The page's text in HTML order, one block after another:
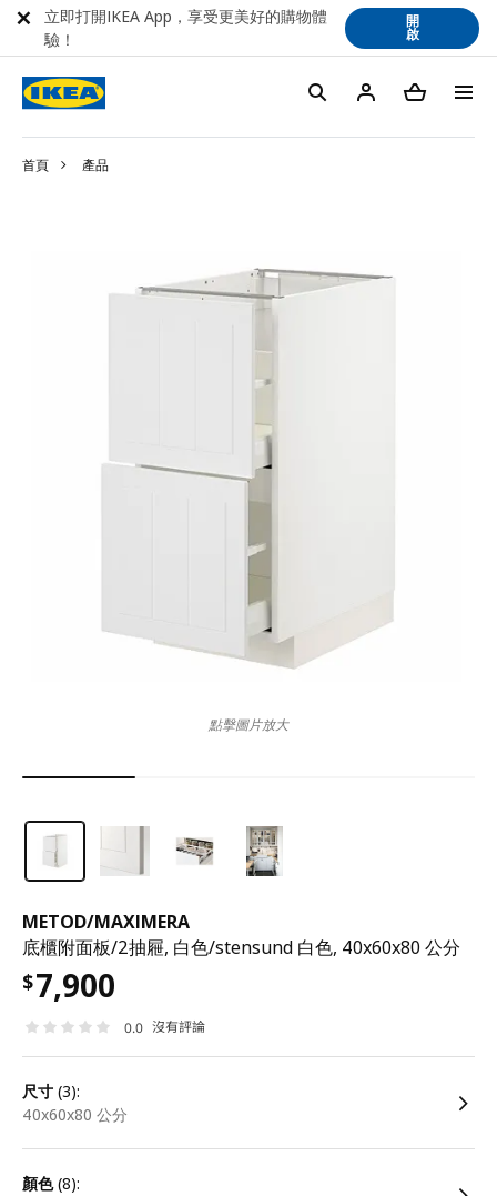
首頁 產品
METOD/MAXIMERA
底櫃附面板/2抽屜, 白色/stensund 白色, 40x60x80 公分
$7,900
0.0 沒有評論
尺寸 (3):
40x60x80 公分
顏色(8):
點擊圖片放大
立即打開IKEA App，享受更美好的購物體
驗！
開
啟